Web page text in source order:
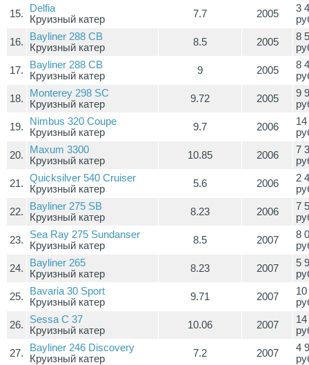
15.
Delfia
Круизный катер
7.7 2005
3
16.
Bayliner 288 CB
Круизный катер
8.5 2005
8
17.
Bayliner 288 CB
Круизный катер
9 2005
8
18.
Monterey 298 SC
Круизный катер
9.72 2005
9
19.
Nimbus 320 Coupe
Круизный катер
9.7 2006
20.
Maxum 3300
Круизный катер
10.85 2006
7
21.
Quicksilver 540 Cruiser
Круизный катер
5.6 2006
2
22.
Bayliner 275 SB
Круизный катер
8.23 2006
7
23.
Sea Ray 275 Sundanser
Круизный катер
8.5 2007
8
24.
Bayliner 265
Круизный катер
8.23 2007
5
25.
Bavaria 30 Sport
Круизный катер
9.71 2007
26.
Sessa C 37
Круизный катер
10.06 2007
27.
Bayliner 246 Discovery
Круизный катер
7.2 2007
4